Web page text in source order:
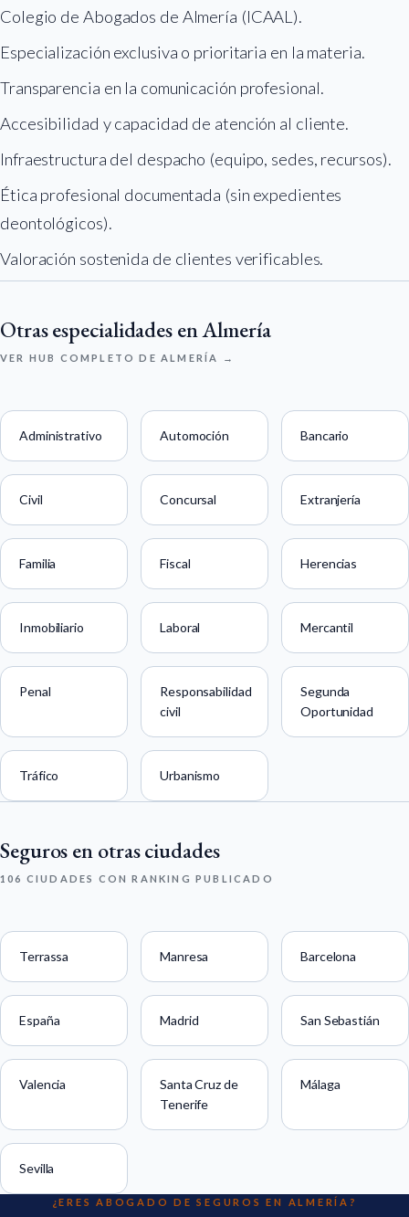
Colegio de Abogados de Almería (ICAAL).
Especialización exclusiva o prioritaria en la materia.
Transparencia en la comunicación profesional.
Accesibilidad y capacidad de atención al cliente.
Infraestructura del despacho (equipo, sedes, recursos).
Ética profesional documentada (sin expedientes
deontológicos).
Valoración sostenida de clientes verificables.
Otras especialidades en Almería
VER HUB COMPLETO DE ALMERÍA →
Administrativo Automoción Bancario
Civil Concursal Extranjería
Familia Fiscal Herencias
Inmobiliario Laboral Mercantil
Penal
Responsabilidad
civil
Segunda
Oportunidad
Tráfico Urbanismo
Seguros en otras ciudades
106 CIUDADES CON RANKING PUBLICADO
Terrassa Manresa Barcelona
España Madrid San Sebastián
Valencia
Santa Cruz de
Tenerife
Málaga
Sevilla
¿ERES ABOGADO DE SEGUROS EN ALMERÍA?